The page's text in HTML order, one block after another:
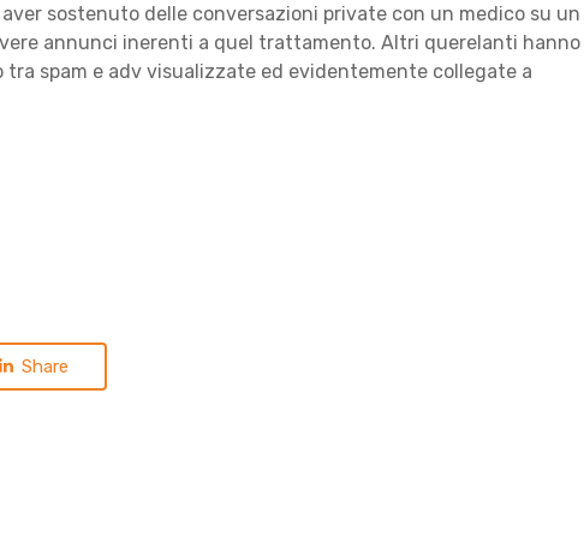
sostenuto delle conversazioni private con un medico su un
annunci inerenti a quel trattamento. Altri querelanti hanno
spam e adv visualizzate ed evidentemente collegate a
Share